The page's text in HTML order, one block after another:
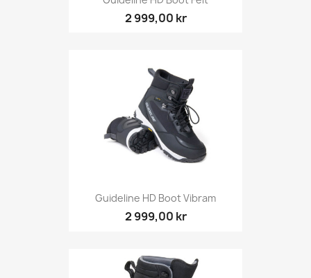
2 999,00 kr
Guideline HD Boot Vibram
2 999,00 kr